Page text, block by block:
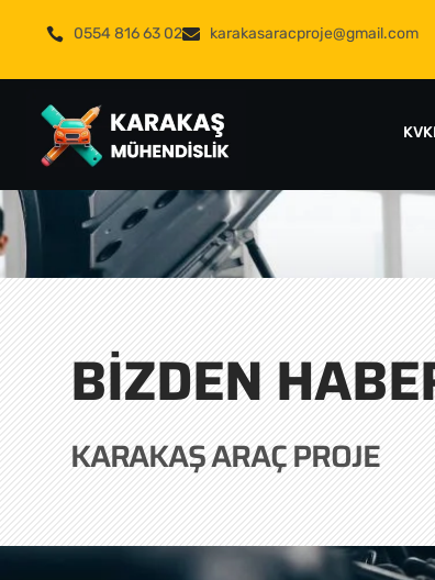
0554 816 63 02 karakasaracproje@gmail.com
BIZDEN
KARAKAŞ ARAÇ PROJE